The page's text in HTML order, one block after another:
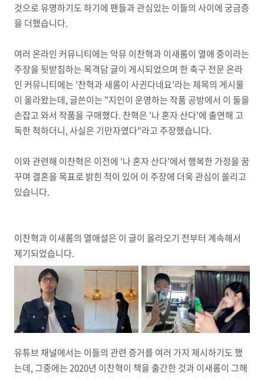
것으로 유명하기도 하기에 팬들과 관심있는 이들의 사이에 궁금증
을 더했습니다.
여러 온라인 커뮤니티에는 악뮤 이찬혁과 이새롬이 열애 중이라는
주장을 뒷받침하는 목격담 글이 게시되었으며 한 축구 전문 온라
인 커뮤니티에는 '찬혁과 새롬이 사귄다네요'라는 제목의 게시물
이 올라왔는데, 글쓴이는 "지인이 운영하는 작품 공방에서 이 둘을
손잡고 와서 작품을 구매했다. 찬혁은 '나 혼자 산다'에 출연해 고
독한 척하더니, 사실은 기만자였다"라고 주장했습니다.
이와 관련해 이찬혁은 이전에 '나 혼자 산다'에서 행복한 가정을 꿈
꾸며 결혼을 목표로 밝힌 적이 있어 이 주장에 더욱 관심이 쏠리고
있습니다.
이찬혁과 이새롬의 열애설은 이 글이 올라오기 전부터 계속해서
제기되었습니다.
유튜브 채널에서는 이들의 관련 증거를 여러 가지 제시하기도 했
는데, 그중에는 2020년 이찬혁이 책을 출간한 것과 이새롬이 그해